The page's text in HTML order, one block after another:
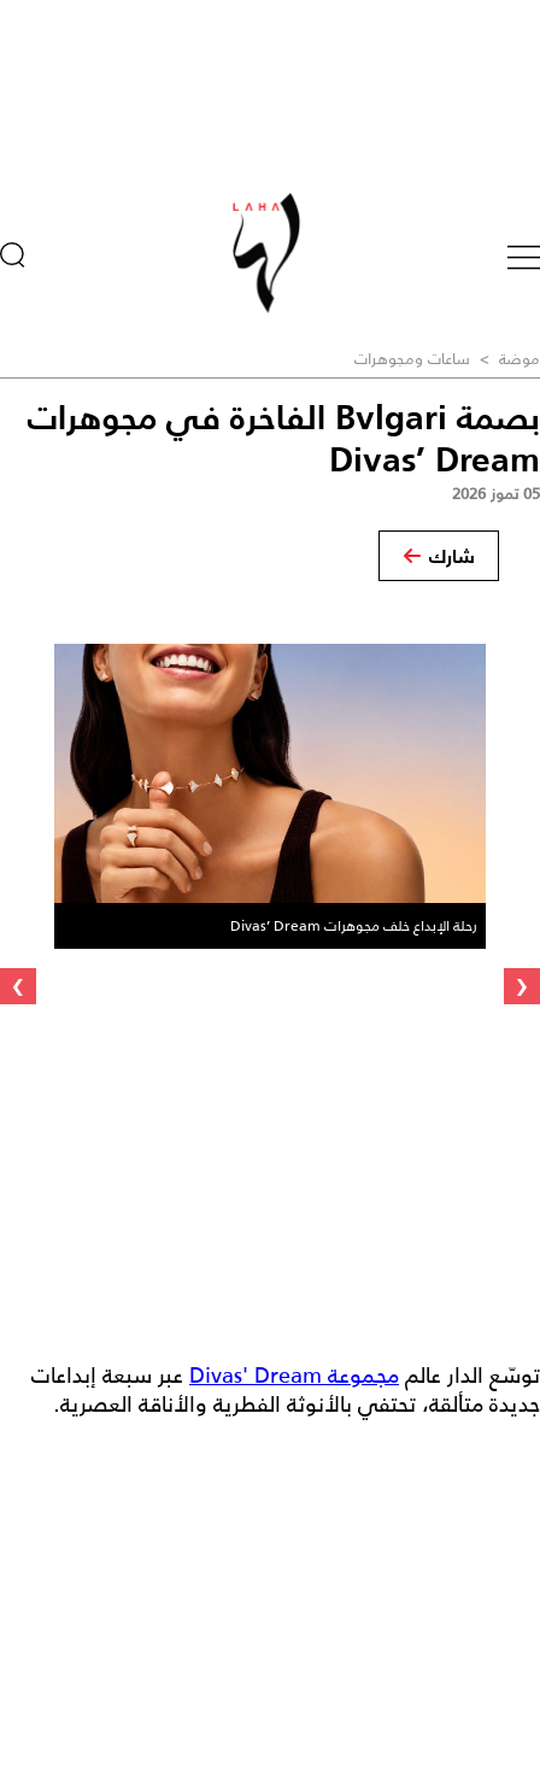
موضة > ساعات ومجوهرات
بصمة Bvlgari الفاخرة في مجوهرات
Divas’ Dream
05 تموز 2026
شارك
رحلة الإبداع خلف مجوهرات Divas’ Dream
‹
›
توسّع الدار عالممجموعة Divas' Dream
عبر سبعة إبداعات
جديدة متألقة، تحتفي بالأنوثة الفطرية والأناقة العصرية.